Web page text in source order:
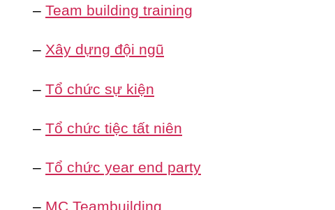
– Team building training
– Xây dựng đội ngũ
– Tổ chức sự kiện
– Tổ chức tiệc tất niên
– Tổ chức year end party
– MC Teambuilding